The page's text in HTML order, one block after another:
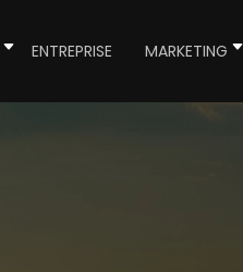
ENTREPRISE MARKETING